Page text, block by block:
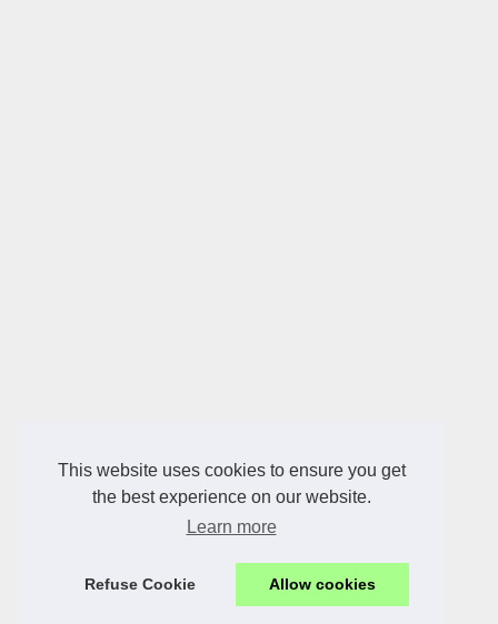
This website uses cookies to ensure you get
the best experience on our website.
Learn more
Refuse Cookie Allow cookies